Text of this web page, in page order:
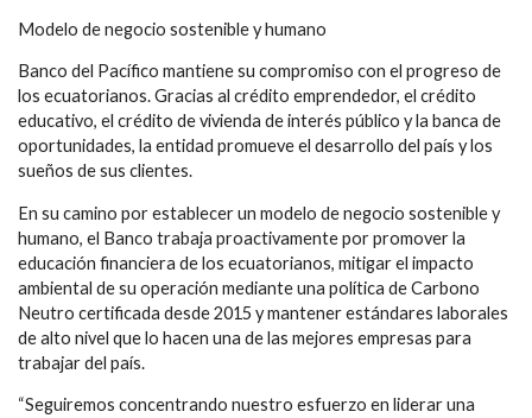
Modelo de negocio sostenible y humano
Banco del Pacífico mantiene su compromiso con el progreso de
los ecuatorianos. Gracias al crédito emprendedor, el crédito
educativo, el crédito de vivienda de interés público y la banca de
oportunidades, la entidad promueve el desarrollo del país y los
sueños de sus clientes.
En su camino por establecer un modelo de negocio sostenible y
humano, el Banco trabaja proactivamente por promover la
educación financiera de los ecuatorianos, mitigar el impacto
ambiental de su operación mediante una política de Carbono
Neutro certificada desde 2015 y mantener estándares laborales
de alto nivel que lo hacen una de las mejores empresas para
trabajar del país.
“Seguiremos concentrando nuestro esfuerzo en liderar una